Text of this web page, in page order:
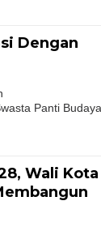
Dengan
Panti Budaya
Wali Kota